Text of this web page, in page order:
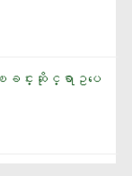
င္းဆိုင္ရာဥပေ